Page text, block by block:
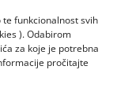
te funkcionalnost svih
). Odabirom
za koje je potrebna
pročitajte